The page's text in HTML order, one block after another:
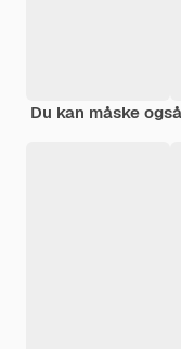
Du kan måske